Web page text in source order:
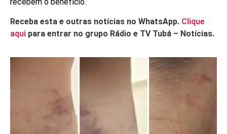
Receba esta e outras notícias no WhatsApp. Clique
aqui para entrar no grupo Rádio e TV Tubá – Notícias.